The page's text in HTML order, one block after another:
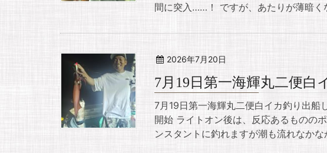
間に突入……！ ですが、あたりが薄暗
2026年7月20日
7月19日第一海輝丸二便白
7月19日第一海輝丸二便白イカ釣り出船
開始 ライトオン後は、反応あるものの
ンスタントに釣れますが潮も流れなか